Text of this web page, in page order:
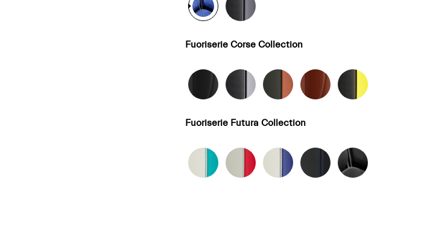
Fuoriserie Corse Collection
Fuoriserie Futura Collection